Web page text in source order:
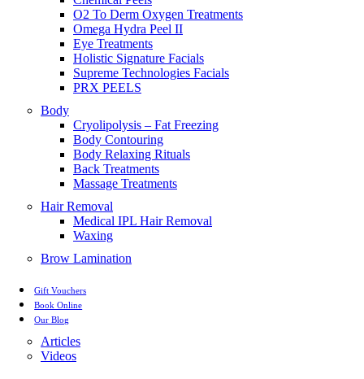
O2 To Derm Oxygen Treatments
Omega Hydra Peel II
Eye Treatments
Holistic Signature Facials
Supreme Technologies Facials
PRX PEELS
Body
Cryolipolysis – Fat Freezing
Body Contouring
Body Relaxing Rituals
Back Treatments
Massage Treatments
Hair Removal
Medical IPL Hair Removal
Waxing
Brow Lamination
Gift Vouchers
Book Online
Our Blog
Articles
Videos